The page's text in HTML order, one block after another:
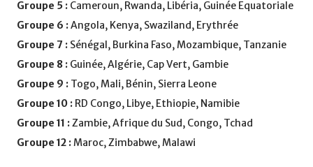
Groupe 5 : Cameroun, Rwanda, Libéria, Guinée Equatoriale
Groupe 6 :Angola, Kenya, Swaziland, Erythrée
Groupe 7 : Sénégal, Burkina Faso, Mozambique, Tanzanie
Groupe 8 : Guinée, Algérie, Cap Vert, Gambie
Groupe 9 : Togo, Mali, Bénin, Sierra Leone
Groupe 10 : RD Congo, Libye, Ethiopie, Namibie
Groupe 11 :Zambie, Afrique du Sud, Congo, Tchad
Groupe 12 :Maroc, Zimbabwe, Malawi